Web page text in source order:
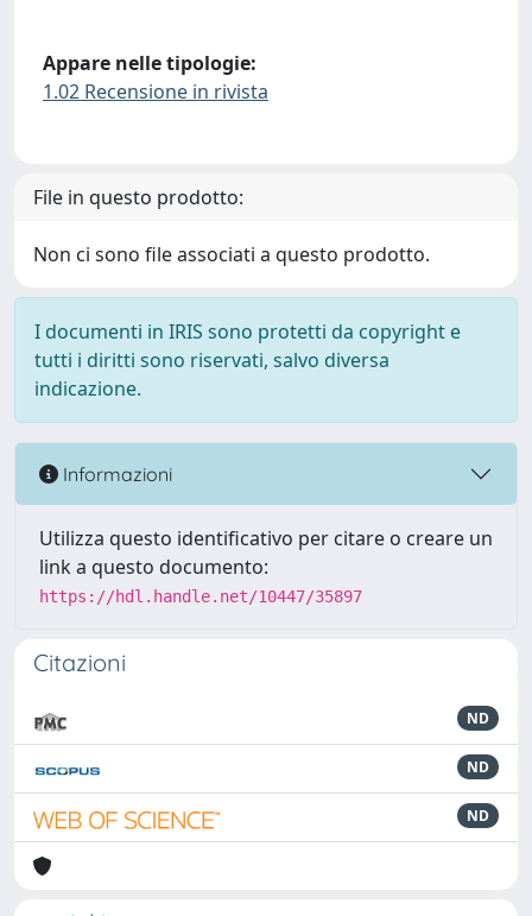
Appare nelle tipologie:
1.02 Recensione in rivista
File in questo prodotto:
Non ci sono file associati a questo prodotto.
I documenti in IRIS sono protetti da copyright e
tutti i diritti sono riservati, salvo diversa
indicazione.
Informazioni
Utilizza questo identificativo per citare o creare un
link a questo documento:
https://hdl.handle.net/10447/35897
Citazioni
ND
ND
ND